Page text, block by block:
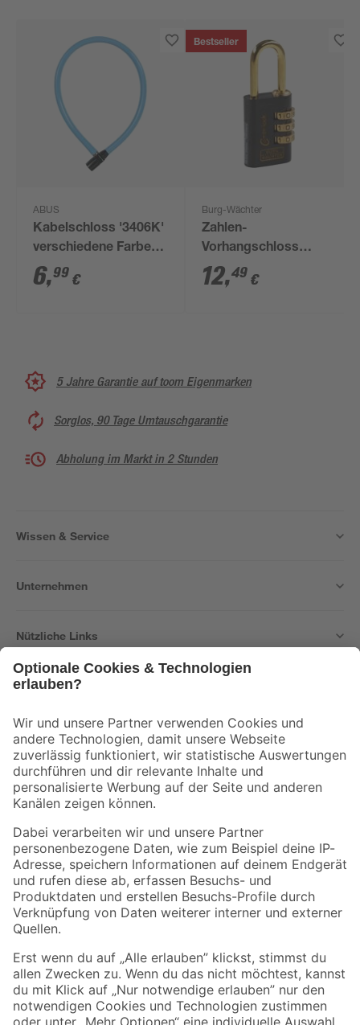
ABUS
Kabelschloss '3406K'
verschiedene Farben
Ø 0,6 x 55 cm
6,99 €
Bestseller
Burg-Wächter
Zahlen-
Vorhangschloss
Combi 88 30 Fun SB
12,49 €
5 Jahre Garantie auf toom Eigenmarken
Sorglos, 90 Tage Umtauschgarantie
Abholung im Markt in 2 Stunden
Wissen & Service
Unternehmen
Nützliche Links
Der toom Newsletter: Keine Angebote und Aktionen mehr verpassen!
Zur Newsletter Anmeldung
Folge uns
Zahlungsarten Versandarten
Sicher einkaufen
Jetzt die toom-App herunterladen